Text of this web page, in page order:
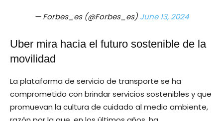
— Forbes_es (@Forbes_es) June 13, 2024
Uber mira hacia el futuro sostenible de la
movilidad
La plataforma de servicio de transporte se ha
comprometido con brindar servicios sostenibles y que
promuevan la cultura de cuidado al medio ambiente,